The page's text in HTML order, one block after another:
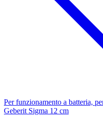
Per funzionamento a batteria,
Geberit Sigma 12 cm